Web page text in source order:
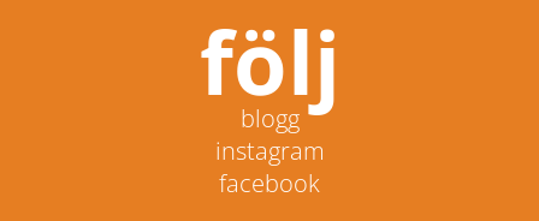
följ
blogg
instagram
facebook